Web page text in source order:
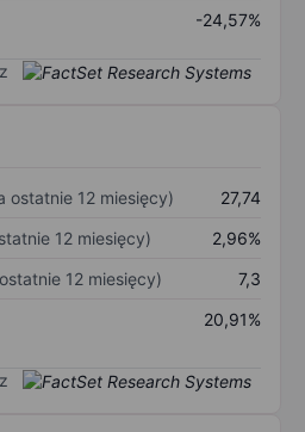
-24,57%
ostatnie 12 miesięcy)
27,74
12 miesięcy)
2,96%
12 miesięcy)
7,3
20,91%